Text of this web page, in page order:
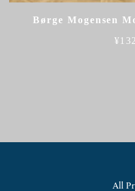
Børge Mogensen
¥
All